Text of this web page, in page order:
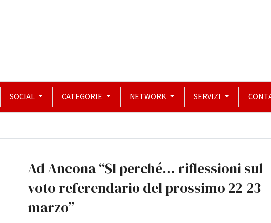
SOCIAL CATEGORIE NETWORK SERVIZI
Ad Ancona “SI perché… riflessioni sul
voto referendario del prossimo 22-23
marzo”